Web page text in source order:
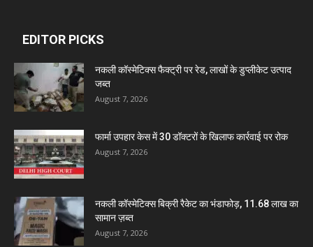
EDITOR PICKS
नकली कॉस्मेटिक्स फैक्ट्री पर रेड, लाखों के डुप्लीकेट उत्पाद
जब्त
August 7, 2026
फार्मा उपहार केस में 30 डॉक्टरों के खिलाफ कार्रवाई पर रोक
August 7, 2026
नकली कॉस्मेटिक्स बिक्री रैकेट का भंडाफोड़, 11.68 लाख का
सामान ज़ब्त
August 7, 2026